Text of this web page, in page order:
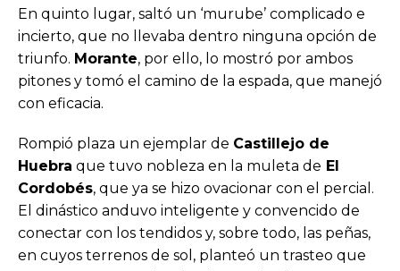
En quinto lugar, saltó un ‘murube’ complicado e
incierto, que no llevaba dentro ninguna opción de
triunfo. Morante, por ello, lo mostró por ambos
pitones y tomó el camino de la espada, que manejó
con eficacia.
Rompió plaza un ejemplar de Castillejo de
Huebra que tuvo nobleza en la muleta de El
Cordobés, que ya se hizo ovacionar con el percial.
El dinástico anduvo inteligente y convencido de
conectar con los tendidos y, sobre todo, las peñas,
en cuyos terrenos de sol, planteó un trasteo que